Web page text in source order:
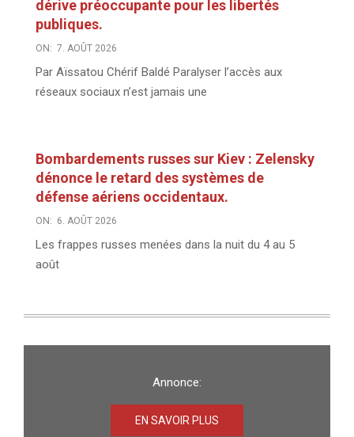
dérive préoccupante pour les libertés
publiques.
ON: 7. AOÛT 2026
Par Aïssatou Chérif Baldé Paralyser l’accès aux
réseaux sociaux n’est jamais une
Bombardements russes sur Kiev : Zelensky
dénonce le retard des systèmes de
défense aériens occidentaux.
ON: 6. AOÛT 2026
Les frappes russes menées dans la nuit du 4 au 5
août
Annonce:
EN SAVOIR PLUS